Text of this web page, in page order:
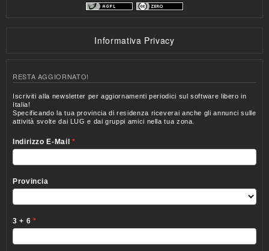
Informativa Privacy
RESTA AGGIORNATO!